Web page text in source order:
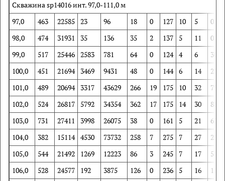
Скважина sp14016 инт. 97,0-111,0 м
97,0
463 22585 23 96 18 0 127 10 5
0
98,0
474 31931 35 136 35 2 137 5 11
0
99,0
517 25446 2583 781 64 0 124 4 6
30
100,0
451 21694 3469 9431 48 0 144 6 14
271
101,0
489 20694 3317 43629 266 19 175 10 32
791
102,0
524 26817 5792 34354 362 17 175 14 30
889
103,0
731 27411 3998 26075 38 0 161 5 21
678
104,0
382 15114 4530 73732 258 7 275 7 27
2112
105,0
544 21492 1269 12223 86 3 245 7 17
516
106,0
528 24577 192 3875 126 0 236 5 16
117